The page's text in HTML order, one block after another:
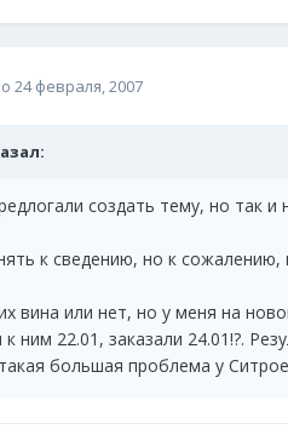
24 февраля, 2007
создать тему, но так
к сведению, но к сожалению,
вина или нет, но у меня на
ним 22.01, заказали 24.01!?.
большая проблема у